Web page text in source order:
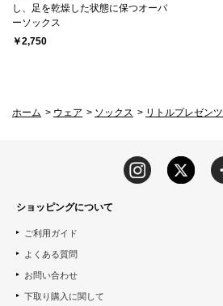
し、足を乾燥した状態に保つオーバ
ーソックス
￥2,750
ホーム > ウェア > ソックス > リトルプレゼンツ
ショッピングについて
ご利用ガイド
よくある質問
お問い合わせ
下取り購入に関して